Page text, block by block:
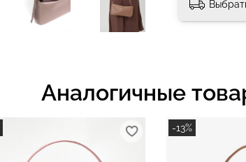
Аналогичные
-13%